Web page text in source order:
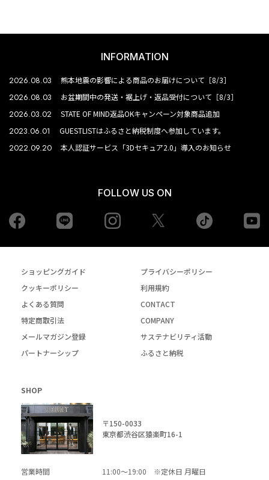
INFORMATION
2026.08.03 熊本地震の影響による商品のお届けについて［8/3］
2026.08.03 お盆期間中の発送・裾上げ・返品受付について［8/3］
2026.03.02 STATE OF MIND返品OKキャンペーン対象商品追加
2023.06.01 GUESTLISTはふるさと納税制度へ参加しています。
2022.09.20 本人認証サービス「3Dセキュア2.0」導入のお知らせ
FOLLOW US ON
Facebook Instagram tiktok
ショッピングガイド
プライバシーポリシー
クッキーポリシー
利用規約
よくある質問
CONTACT
特定商取引法
COMPANY
メールマガジン登録
サステナビリティ活動
パートナーシップ
ふるさと納税
SHOP
〒150-0033
東京都渋谷区猿楽町16-1
営業時間 11:00～19:00 ※定休日 月曜日